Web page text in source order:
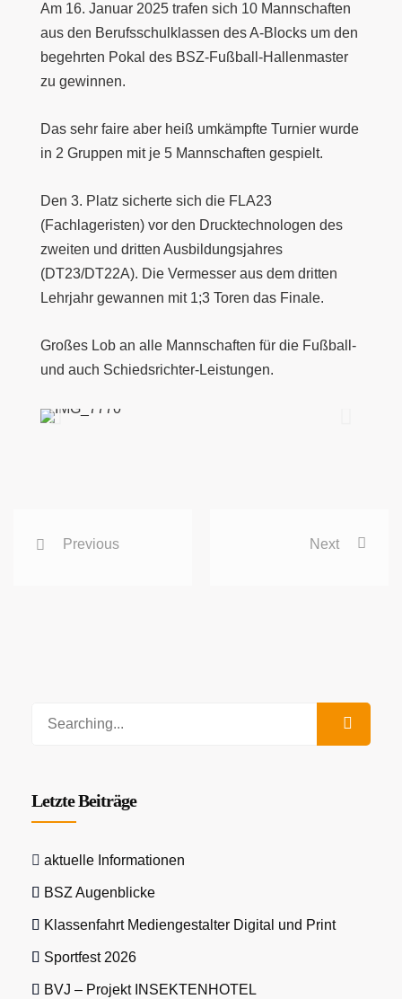
Am 16. Januar 2025 trafen sich 10 Mannschaften
aus den Berufsschulklassen des A-Blocks um den
begehrten Pokal des BSZ-Fußball-Hallenmaster
zu gewinnen.
Das sehr faire aber heiß umkämpfte Turnier wurde
in 2 Gruppen mit je 5 Mannschaften gespielt.
Den 3. Platz sicherte sich die FLA23
(Fachlageristen) vor den Drucktechnologen des
zweiten und dritten Ausbildungsjahres
(DT23/DT22A). Die Vermesser aus dem dritten
Lehrjahr gewannen mit 1;3 Toren das Finale.
Großes Lob an alle Mannschaften für die Fußball-
und auch Schiedsrichter-Leistungen.
Previous Next
Letzte Beiträge
aktuelle Informationen
BSZ Augenblicke
Klassenfahrt Mediengestalter Digital und Print
Sportfest 2026
BVJ – Projekt INSEKTENHOTEL